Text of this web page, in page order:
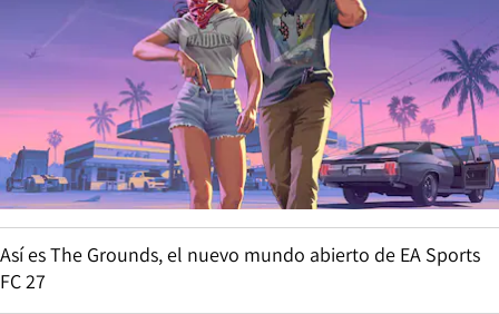
Así es The Grounds, el nuevo mundo abierto de EA Sports
FC 27